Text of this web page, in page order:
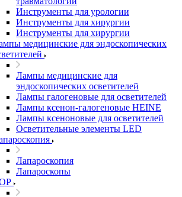
Инструменты для урологии
Инструменты для хирургии
Инструменты для хирургии
медицинские для эндоскопических
Лампы медицинские для
эндоскопических осветителей
Лампы галогеновые для осветителей
Лампы ксенон-галогеновые HEINE
Лампы ксеноновые для осветителей
Осветительные элементы LED
Лапароскопия
Лапароскопы